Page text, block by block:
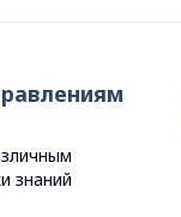
знаний